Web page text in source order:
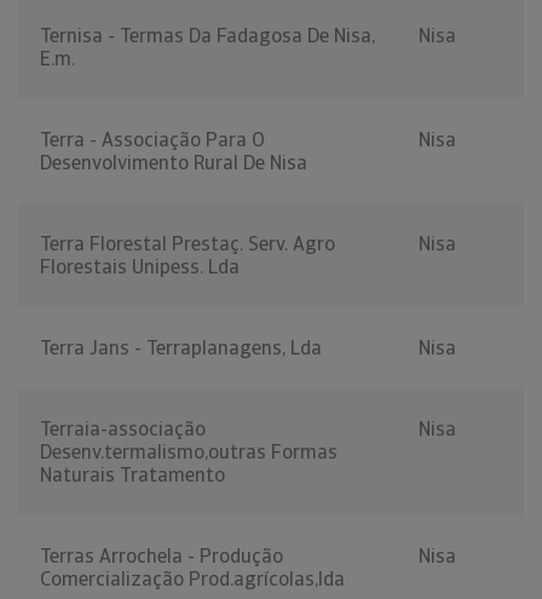
Ternisa - Termas Da Fadagosa De Nisa,
E.m.
Nisa
Terra - Associação Para O
Desenvolvimento Rural De Nisa
Nisa
Terra Florestal Prestaç. Serv. Agro
Florestais Unipess. Lda
Nisa
Terra Jans - Terraplanagens, Lda Nisa
Terraia-associação
Desenv.termalismo,outras Formas
Naturais Tratamento
Nisa
Terras Arrochela - Produção
Comercialização Prod.agrícolas,lda
Nisa